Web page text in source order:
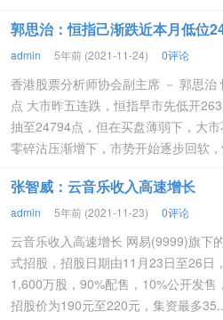
郭思治：恒指己渐跌近本月低位
admin 5年前 (2021-11-24) 0评论
香港股票分析师协会副主席 － 郭思治
点 大市昨五连跌，恒指早市先低开
抽至24794点，但在买盘薄弱下，大
零碎沽压渐增下，市势开始逐步回软
张智威：云音乐收入高速增长
admin 5年前 (2021-11-23) 0评论
云音乐收入高速增长 网易(9999)旗下
式招股，招股日期由11月23日至26日
1,600万股，90%配售，10%公开发售
招股价为190元至220元，集资最多